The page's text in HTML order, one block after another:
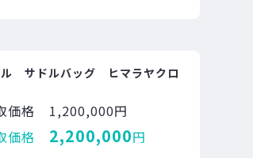
ル サドルバッグ ヒマラヤクロ
価格
1,200,000円
価格
2,200,000円